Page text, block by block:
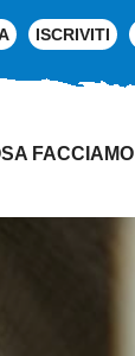
ISCRIVITI
FACCIAMO